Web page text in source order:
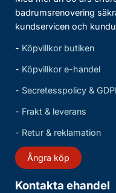
badrumsrenovering
kundservicen och
- Köpvillkor butiken
- Köpvillkor e-handel
- Secretesspolicy &
- Frakt & leverans
- Retur & reklamation
Ångra köp
Kontakta ehandel